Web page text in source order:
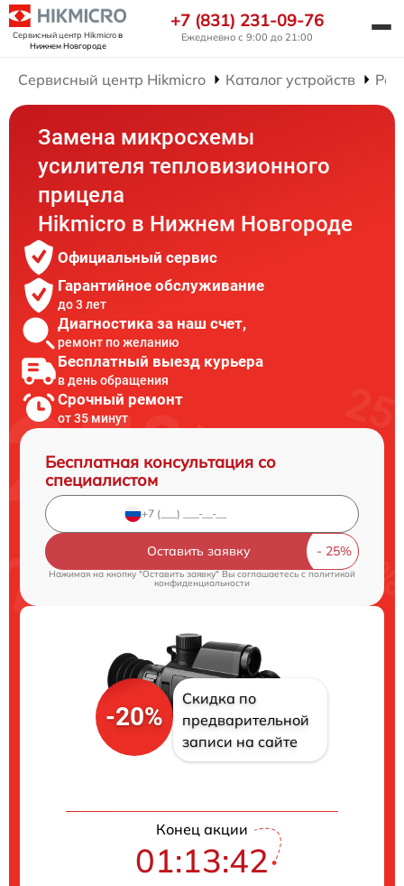
Сервисный центр Hikmicroв
Нижнем Новгороде
+7 (831) 231-09-76
Ежедневно с 9:00 до 21:00
Сервисный центр Hikmicro Каталог устройств
Замена микросхемы
усилителя тепловизионного
прицела
Hikmicro в Нижнем Новгороде
Официальный сервис
Гарантийное обслуживание
до 3 лет
Диагностика за наш счет,
ремонт по желанию
Бесплатный выезд курьера
в день обращения
Срочный ремонт
от 35 минут
Бесплатная консультация со
специалистом
Оставить заявку
Нажимая на кнопку "Оставить заявку" Вы соглашаетесь cполитикой
конфиденциальности
-20%
Скидка по
предварительной
записи на сайте
Конец акции
01:13:42